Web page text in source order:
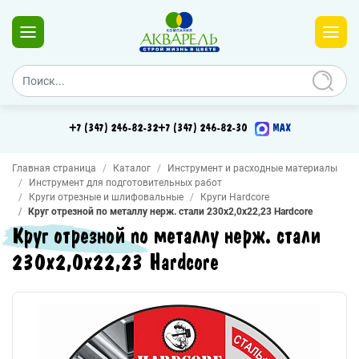
+7 (347) 246-82-32+7 (347) 246-82-30 MAX
Главная страница Каталог
Инструмент и расходные материалы
Инструмент для подготовительных работ
Круги отрезные и шлифовальные
Круги Hardcore
Круг отрезной по металлу нерж. стали 230х2,0х22,23 Hardcore
Круг отрезной по металлу нерж. стали
230х2,0х22,23 Hardcore